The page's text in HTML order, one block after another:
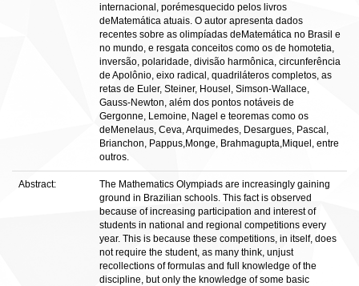
internacional, porémesquecido pelos livros
deMatemática atuais. O autor apresenta dados
recentes sobre as olimpíadas deMatemática no Brasil e
no mundo, e resgata conceitos como os de homotetia,
inversão, polaridade, divisão harmônica, circunferência
de Apolônio, eixo radical, quadriláteros completos, as
retas de Euler, Steiner, Housel, Simson-Wallace,
Gauss-Newton, além dos pontos notáveis de
Gergonne, Lemoine, Nagel e teoremas como os
deMenelaus, Ceva, Arquimedes, Desargues, Pascal,
Brianchon, Pappus,Monge, Brahmagupta,Miquel, entre
outros.
Abstract:
The Mathematics Olympiads are increasingly gaining
ground in Brazilian schools. This fact is observed
because of increasing participation and interest of
students in national and regional competitions every
year. This is because these competitions, in itself, does
not require the student, as many think, unjust
recollections of formulas and full knowledge of the
discipline, but only the knowledge of some basic